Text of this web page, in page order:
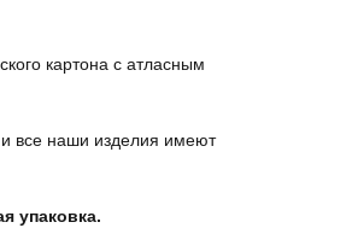
картона с атласным
и все наши изделия имеют
упаковка.